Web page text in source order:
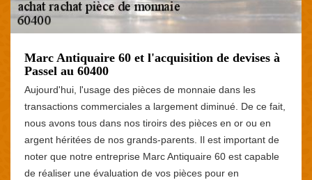
Marc Antiquaire 60 et l'acquisition de devises à
Passel au 60400
Aujourd'hui, l'usage des pièces de monnaie dans les
transactions commerciales a largement diminué. De ce fait,
nous avons tous dans nos tiroirs des pièces en or ou en
argent héritées de nos grands-parents. Il est important de
noter que notre entreprise Marc Antiquaire 60 est capable
de réaliser une évaluation de vos pièces pour en